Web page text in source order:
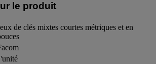
le produit
de clés mixtes courtes métriques et en